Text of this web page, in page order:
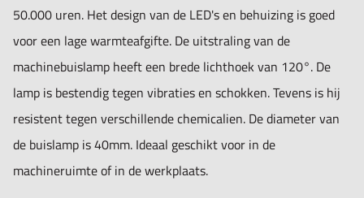
50.000 uren. Het design van de LED's en behuizing is goed
voor een lage warmteafgifte. De uitstraling van de
machinebuislamp heeft een brede lichthoek van 120°. De
lamp is bestendig tegen vibraties en schokken. Tevens is hij
resistent tegen verschillende chemicalien. De diameter van
de buislamp is 40mm. Ideaal geschikt voor in de
machineruimte of in de werkplaats.